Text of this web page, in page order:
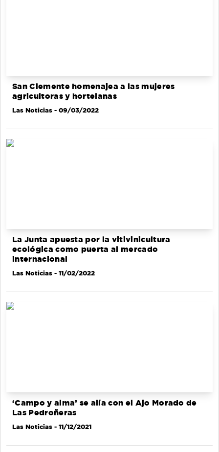
San Clemente homenajea a las mujeres
agricultoras y hortelanas
Las Noticias - 09/03/2022
La Junta apuesta por la vitivinicultura
ecológica como puerta al mercado
internacional
Las Noticias - 11/02/2022
‘Campo y alma’ se alía con el Ajo Morado de
Las Pedroñeras
Las Noticias - 11/12/2021